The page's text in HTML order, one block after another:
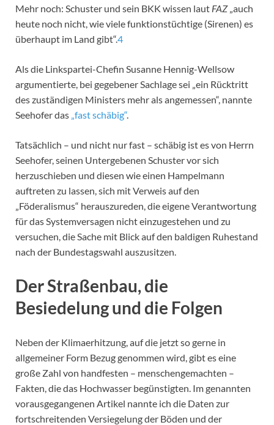
Mehr noch: Schuster und sein BKK wissen laut FAZ„auch
heute noch nicht, wie viele funktionstüchtige (Sirenen) es
überhaupt im Land gibt“.4
Als die Linkspartei-Chefin Susanne Hennig-Wellsow
argumentierte, bei gegebener Sachlage sei „ein Rücktritt
des zuständigen Ministers mehr als angemessen“, nannte
Seehofer das „fast schäbig“.
Tatsächlich – und nicht nur fast – schäbig ist es von Herrn
Seehofer, seinen Untergebenen Schuster vor sich
herzuschieben und diesen wie einen Hampelmann
auftreten zu lassen, sich mit Verweis auf den
„Föderalismus“ herauszureden, die eigene Verantwortung
für das Systemversagen nicht einzugestehen und zu
versuchen, die Sache mit Blick auf den baldigen Ruhestand
nach der Bundestagswahl auszusitzen.
Der Straßenbau, die
Besiedelung und die Folgen
Neben der Klimaerhitzung, auf die jetzt so gerne in
allgemeiner Form Bezug genommen wird, gibt es eine
große Zahl von handfesten – menschengemachten –
Fakten, die das Hochwasser begünstigten. Im genannten
vorausgegangenen Artikel nannte ich die Daten zur
fortschreitenden Versiegelung der Böden und der